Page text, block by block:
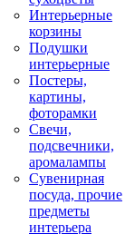
Интерьерные
корзины
Подушки
интерьерные
Постеры,
картины,
фоторамки
Свечи,
подсвечники,
аромалампы
Сувенирная
посуда, прочие
предметы
интерьера